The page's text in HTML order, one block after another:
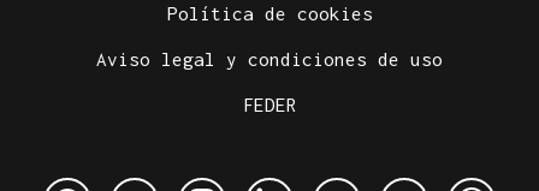
Política de cookies
Aviso legal y condiciones de uso
FEDER